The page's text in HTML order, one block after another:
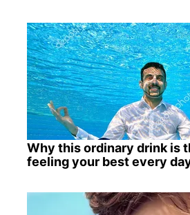
Why this ordinary drink is
feeling your best every